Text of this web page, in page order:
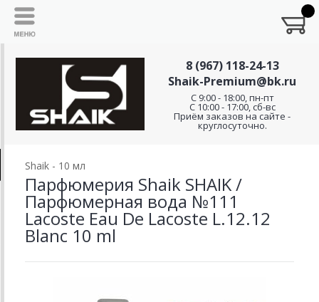
8 (967) 118-24-13
Shaik-Premium@bk.ru
C 9:00 - 18:00, пн-пт
С 10:00 - 17:00, сб-вс
Приём заказов на сайте -
круглосуточно.
Shaik - 10 мл
Парфюмерия Shaik SHAIK /
Парфюмерная вода №111
Lacoste Eau De Lacoste L.12.12
Blanc 10 ml